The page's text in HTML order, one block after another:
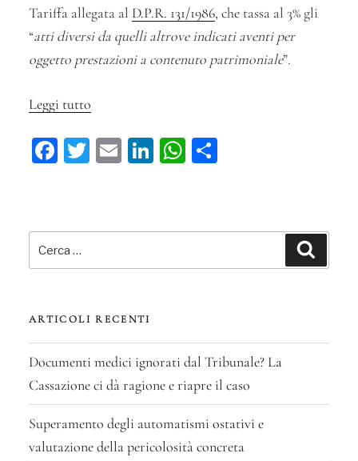
Tariffa allegata al D.P.R. 131/1986, che tassa al 3% gli
“atti diversi da quelli altrove indicati aventi per
oggetto prestazioni a contenuto patrimoniale”.
Leggi tutto
di
la
tassazione?”
Fa
ok
T
er
E
Li
dI
W
A vi
Cerca:
ARTICOLI RECENTI
Documenti medici ignorati dal Tribunale? La
Cassazione ci dà ragione e riapre il caso
Superamento degli automatismi ostativi e
valutazione della pericolosità concreta